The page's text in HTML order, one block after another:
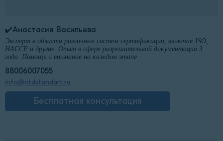
✔️Анастасия Васильева
Эксперт в области различных систем сертификации, включая ISO,
HACCP и другие. Опыт в сфере разрешительной документации 3
года. Помощь и внимание на каждом этапе
88006007055
info@ntdstandart.ru
Бесплатная консультация